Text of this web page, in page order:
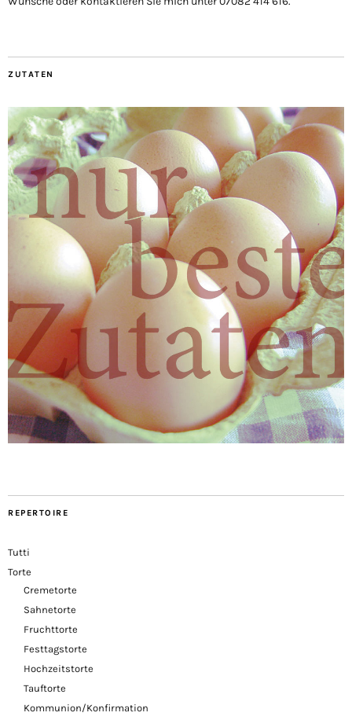
ZUTATEN
REPERTOIRE
Tutti
Torte
Cremetorte
Sahnetorte
Fruchttorte
Festtagstorte
Hochzeitstorte
Tauftorte
Kommunion/Konfirmation